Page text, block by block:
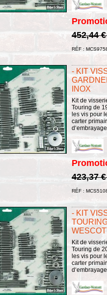
452,44
RÉF :
- KIT
INOX
Kit de
Touring de
les vis pour
carter
423,37
RÉF :
- KIT
Kit de
Touring de
les vis pour
carter